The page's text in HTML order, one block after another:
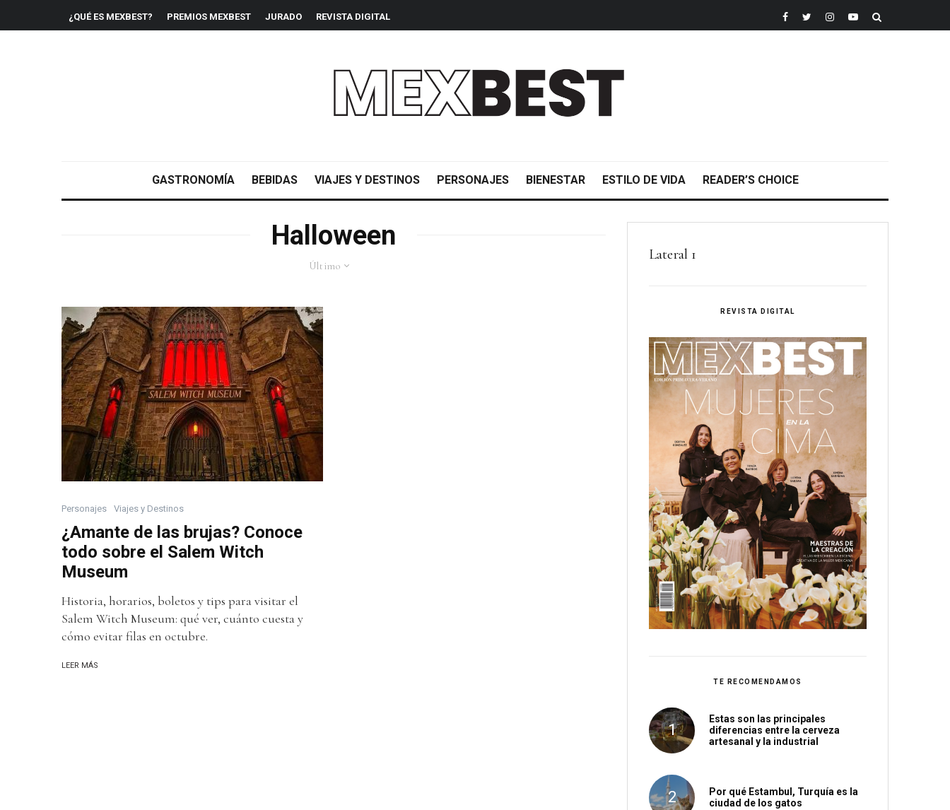
¿QUÉ ES MEXBEST? PREMIOS MEXBEST JURADO REVISTA DIGITAL
GASTRONOMÍA BEBIDAS VIAJES Y DESTINOS PERSONAJES BIENESTAR ESTILO DE VIDA READER’S CHOICE
Halloween
Último
Personajes Viajes y Destinos
¿Amante de las brujas? Conoce
todo sobre el Salem Witch
Museum
Historia, horarios, boletos y tips para visitar el
Salem Witch Museum: qué ver, cuánto cuesta y
cómo evitar filas en octubre.
LEER MÁS
Lateral 1
REVISTA DIGITAL
TE RECOMENDAMOS
Estas son las principales
diferencias entre la cerveza
artesanal y la industrial
Por qué Estambul, Turquía es la
ciudad de los gatos